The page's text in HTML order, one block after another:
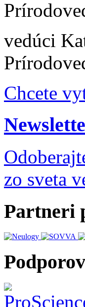
vedúci
Chcete
zo sveta
Partneri